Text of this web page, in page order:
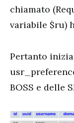
chiamato
variabile $ru)
Pertanto
BOSS e delle